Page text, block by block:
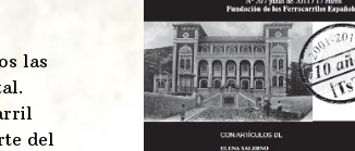
las
del